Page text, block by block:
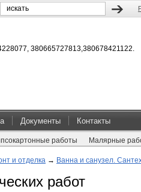
380665727813,380678421122.
Документы Контакты
работы Малярные
и отделка → Ванна и санузел.
работ